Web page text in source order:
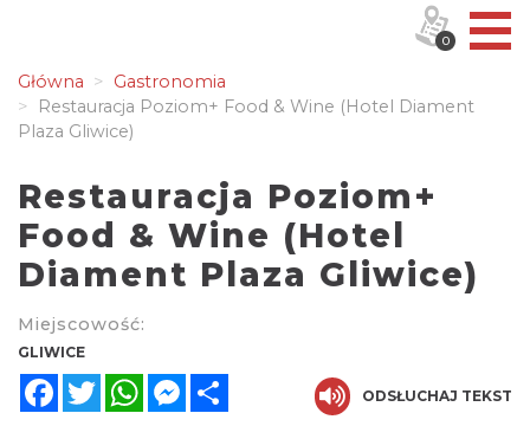
Główna
Gastronomia
Restauracja Poziom+ Food & Wine (Hotel Diament
Plaza Gliwice)
Restauracja Poziom+
Food & Wine (Hotel
Diament Plaza Gliwice)
Miejscowość:
GLIWICE
FacebookTwitterWhatsAppMessenger
ODSŁUCHAJ TEKST
0